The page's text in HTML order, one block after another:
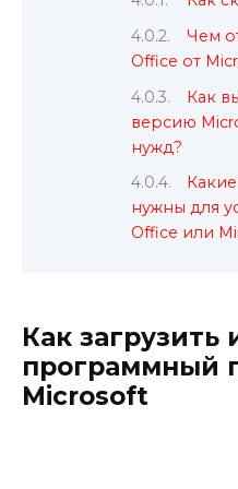
Чем
Office от
Как
версию
нужд?
нужны для
Office или
Как загрузить
программный
Microsoft